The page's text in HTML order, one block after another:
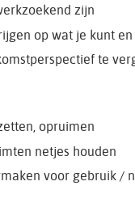
zijn
op wat je kunt
te
opruimen
netjes houden
voor gebruik /